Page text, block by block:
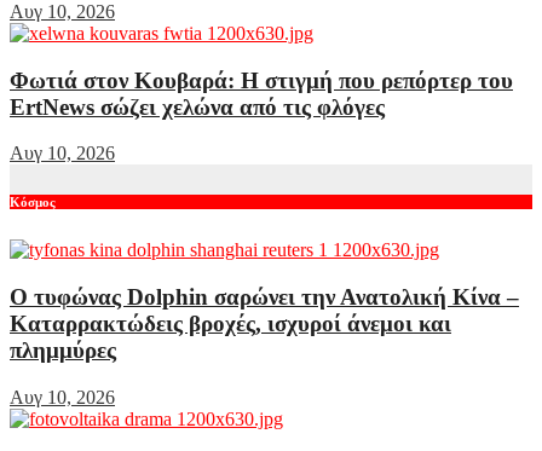
Αυγ 10, 2026
Φωτιά στον Κουβαρά: Η στιγμή που ρεπόρτερ του
ErtNews σώζει χελώνα από τις φλόγες
Αυγ 10, 2026
Κόσμος
Ο τυφώνας Dolphin σαρώνει την Ανατολική Κίνα –
Καταρρακτώδεις βροχές, ισχυροί άνεμοι και
πλημμύρες
Αυγ 10, 2026